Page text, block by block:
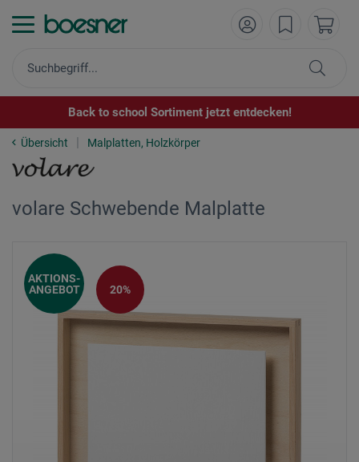
Back to school Sortiment jetzt entdecken!
Übersicht Malplatten, Holzkörper
volare Schwebende Malplatte
AKTIONS-
ANGEBOT
20%